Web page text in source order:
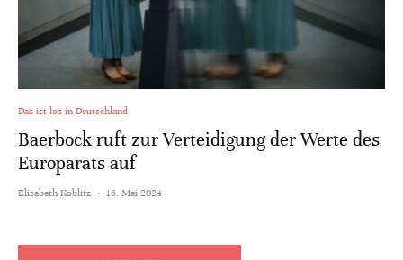
Das ist los in Deutschland
Baerbock ruft zur Verteidigung der Werte des
Europarats auf
Elisabeth Koblitz · 16. Mai 2024